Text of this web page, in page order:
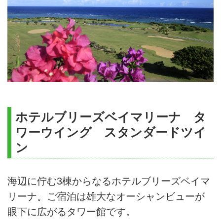
ホテルブリーズベイマリーナ タ
ワーウイング スタンダードツイ
ン
海辺に佇む3棟からなるホテルブリーズベイマ
リーナ。ご宿泊は雄大なオーシャンビューが
眼下に広がるタワー館です。